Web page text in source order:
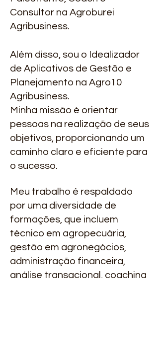
Consultor na Agroburei
Agribusiness.
Além disso, sou o Idealizador
de Aplicativos de Gestão e
Planejamento na Agro10
Agribusiness.
Minha missão é orientar
pessoas na realização de seus
objetivos, proporcionando um
caminho claro e eficiente para
o sucesso.
Meu trabalho é respaldado
por uma diversidade de
formações, que incluem
técnico em agropecuária,
gestão em agronegócios,
administração financeira,
análise transacional, coaching